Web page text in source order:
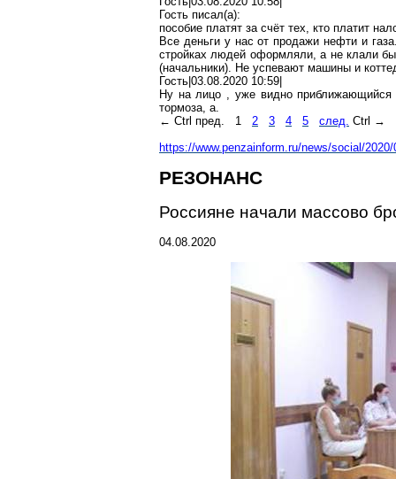
Гость писал(a):
пособие платят за счёт тех, кто платит
Все деньги у нас от продажи нефти и
стройках людей оформляли, а не клали
(начальники). Не успевают машины и
Гость|03.08.2020 10:59|
Ну на лицо , уже видно приближающийся
тормоза, а.
← Ctrl пред. 1 2 3 4 5 след. Ctrl →
https://www.penzainform.ru/news/social/
РЕЗОНАНС
Россияне начали массово
04.08.2020